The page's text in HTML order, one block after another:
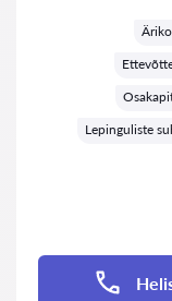
Lepinguliste